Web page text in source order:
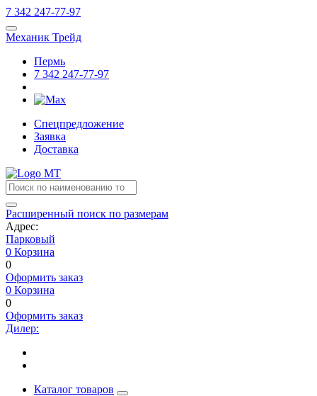
7 342 247-77-97
Механик Трейд
Пермь
7 342 247-77-97
Спецпредложение
Заявка
Доставка
Расширенный поиск по размерам
Адрес:
Парковый
0 Корзина
0
Оформить заказ
0 Корзина
0
Оформить заказ
Дилер:
Каталог товаров